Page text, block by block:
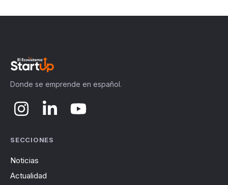
Donde se emprende en español.
SECCIONES
Noticias
Actualidad